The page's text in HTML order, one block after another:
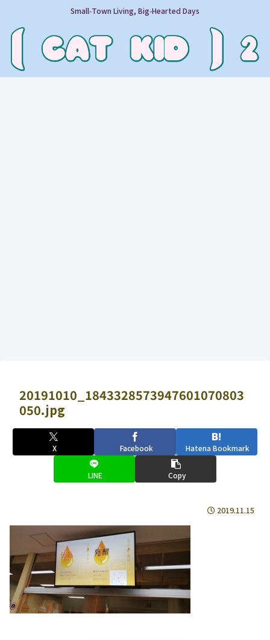
Small‑Town Living, Big‑Hearted Days
20191010_1843328573947601070803
050.jpg
X Facebook Hatena Bookmark
LINE Copy
2019.11.15